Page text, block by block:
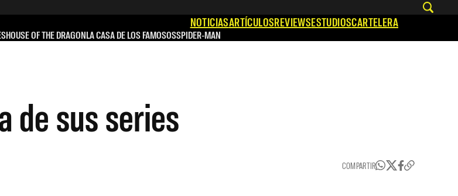
NOTICIASARTÍCULOSREVIEWSESTUDIOSCARTELERA
HOUSE OF THE DRAGONLA CASA DE LOS FAMOSOSSPIDER-MAN
de sus series
COMPARTIR